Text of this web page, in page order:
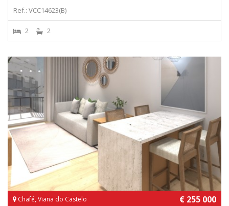
Ref.: VCC14623(B)
2 2
Chafé, Viana do Castelo € 255 000